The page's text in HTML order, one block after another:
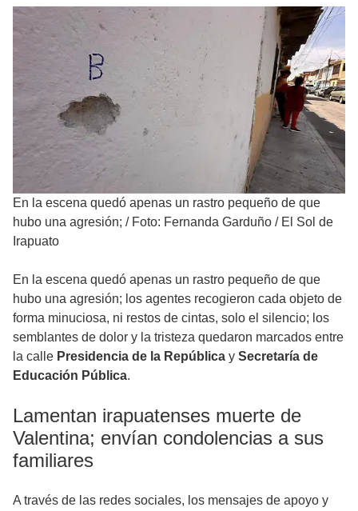
En la escena quedó apenas un rastro pequeño de que
hubo una agresión; / Foto: Fernanda Garduño / El Sol de
Irapuato
En la escena quedó apenas un rastro pequeño de que
hubo una agresión; los agentes recogieron cada objeto de
forma minuciosa, ni restos de cintas, solo el silencio; los
semblantes de dolor y la tristeza quedaron marcados entre
la calle Presidencia de la República y Secretaría de
Educación Pública.
Lamentan irapuatenses muerte de
Valentina; envían condolencias a sus
familiares
A través de las redes sociales, los mensajes de apoyo y